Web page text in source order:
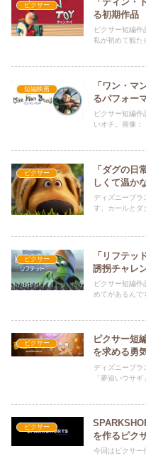
ピクサー
る初期作品
ピクサー短編作
私が初めて観た
短編映画
「ワン・マ
るパフォー
ピクサー短編作
いオチ。画像：
ピクサー
「ダグの日
しくて温か
ディズニープラ
す。カールとダ
ピクサー
「リフテッ
誘拐チャレ
ピクサー短編
めてがあるんで
ピクサー
ピクサー短
を求める勇気
ディズニープラ
「夢追いウサ
ピクサー
を作るピク
今回はピクサー